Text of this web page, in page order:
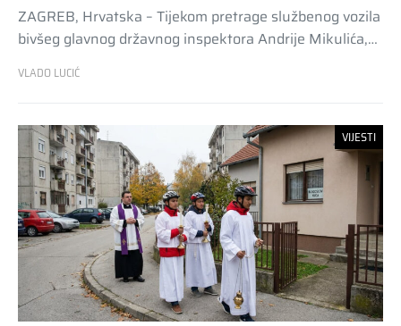
ZAGREB, Hrvatska – Tijekom pretrage službenog vozila
bivšeg glavnog državnog inspektora Andrije Mikulića,…
VLADO LUCIĆ
VIJESTI